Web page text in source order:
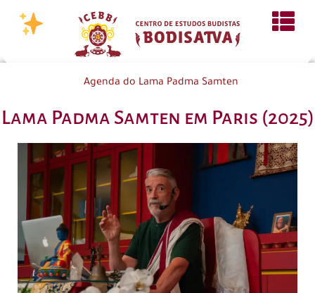
Agenda do Lama Padma Samten
Lama Padma Samten em Paris (2025)